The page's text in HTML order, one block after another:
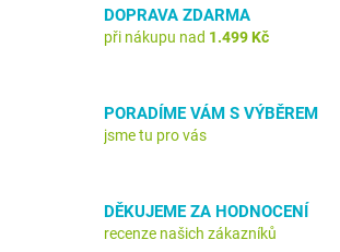
DOPRAVA ZDARMA
při nákupu nad 1.499 Kč
PORADÍME VÁM S VÝBĚREM
jsme tu pro vás
DĚKUJEME ZA HODNOCENÍ
recenze našich zákazníků